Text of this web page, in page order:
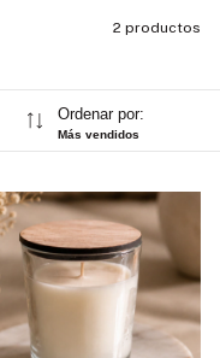
2 productos
Ordenar por:
Más vendidos